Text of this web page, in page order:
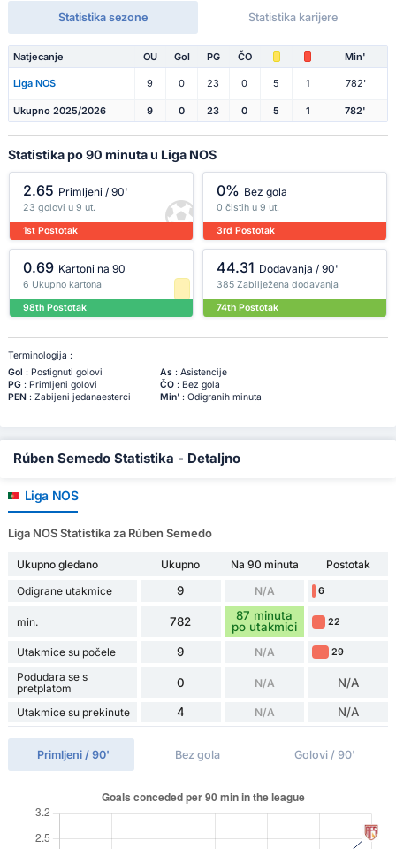
Statistika sezone Statistika karijere
Natjecanje OU Gol PG ČO Min'
Liga NOS 9 0 23 0 5 1 782'
Ukupno 2025/2026 9 0 23 0 5 1 782'
Statistika po 90 minuta u Liga NOS
2.65 Primljeni / 90'
23 golovi u 9 ut.
1st Postotak
0% Bez gola
0 čistih u 9 ut.
3rd Postotak
0.69 Kartoni na 90
6 Ukupno kartona
98th Postotak
44.31 Dodavanja / 90'
385 Zabilježena dodavanja
74th Postotak
Terminologija :
Gol : Postignuti golovi As: Asistencije
PG: Primljeni golovi ČO: Bez gola
PEN: Zabijeni jedanaesterci Min': Odigranih minuta
Rúben Semedo Statistika - Detaljno
Liga NOS
Liga NOS Statistika za Rúben Semedo
Ukupno gledano Ukupno Na 90 minuta
Postotak
Odigrane utakmice
9 N/A 6
min. 782
87 minuta
po utakmici
22
Utakmice su počele 9 N/A 29
Podudara se s
pretplatom
0 N/A N/A
Utakmice su prekinute 4 N/A N/A
Primljeni / 90' Bez gola Golovi / 90'